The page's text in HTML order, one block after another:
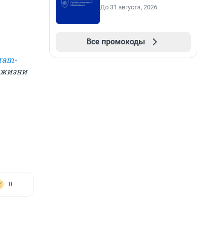
жизни
0
До 31 августа, 2026
Все промокоды